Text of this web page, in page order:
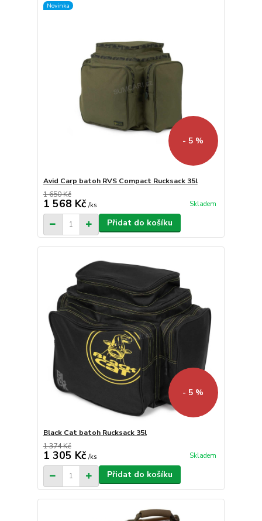
Novinka
- 5 %
Avid Carp batoh RVS Compact Rucksack 35l
1 650 Kč
1 568 Kč /ks Skladem
Přidat do košíku
- 5 %
Black Cat batoh Rucksack 35l
1 374 Kč
1 305 Kč /ks Skladem
Přidat do košíku